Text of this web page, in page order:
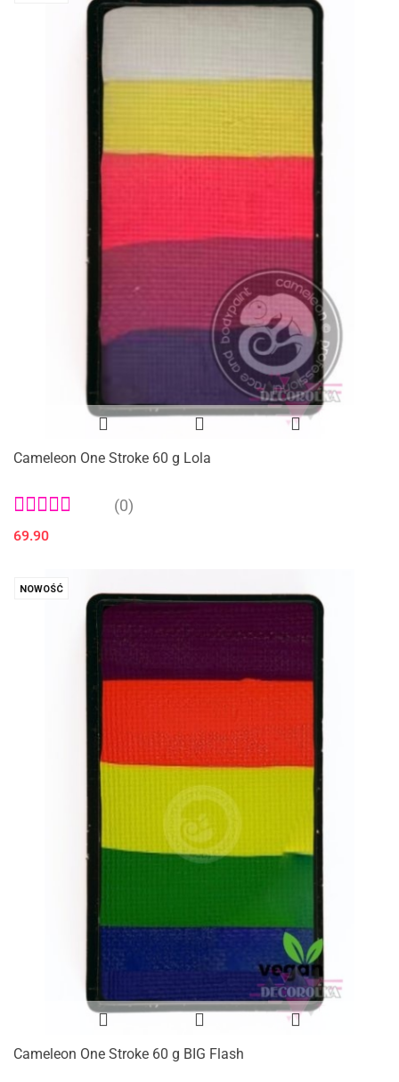
Cameleon One Stroke 60 g Lola
(0)
69.90
NOWOŚĆ
Cameleon One Stroke 60 g BIG Flash